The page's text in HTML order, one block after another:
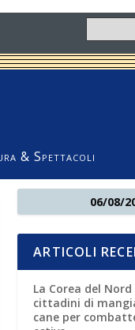
& Spettacoli
06/08/
ARTICOLI
La Corea del
cittadini di
cane per